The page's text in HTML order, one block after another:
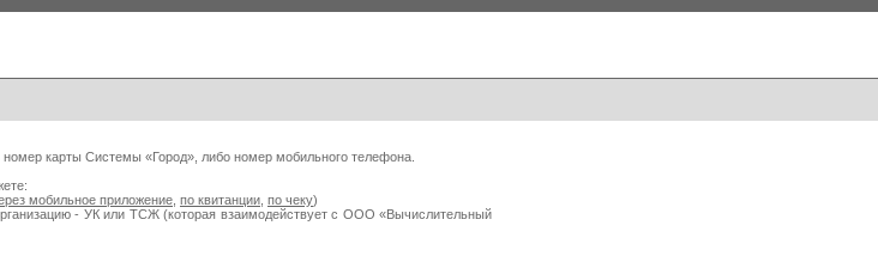
карты Системы «Город», либо номер мобильного телефона.
мобильное приложение по квитанции по чеку)
- УК или ТСЖ (которая взаимодействует с ООО «Вычислительный